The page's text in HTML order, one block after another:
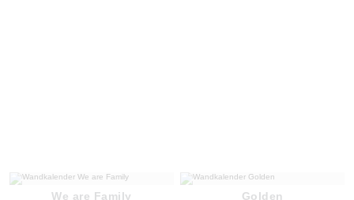
We are Family Golden